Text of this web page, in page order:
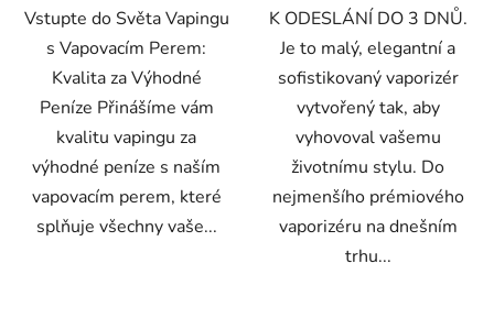
Vstupte do Světa Vapingu
s Vapovacím Perem:
Kvalita za Výhodné
Peníze Přinášíme vám
kvalitu vapingu za
výhodné peníze s naším
vapovacím perem, které
splňuje všechny vaše...
K ODESLÁNÍ DO 3 DNŮ.
Je to malý, elegantní a
sofistikovaný vaporizér
vytvořený tak, aby
vyhovoval vašemu
životnímu stylu. Do
nejmenšího prémiového
vaporizéru na dnešním
trhu...